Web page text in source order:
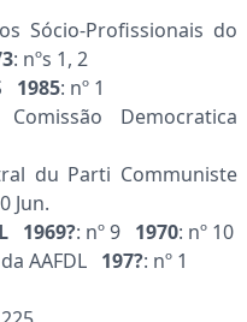
Sócio-Profissionais do
: nºs 1, 2
1985: nº 1
Comissão Democratica
du Parti Communiste
Jun.
1969?: nº 9 1970: nº 10
AAFDL 197?: nº 1